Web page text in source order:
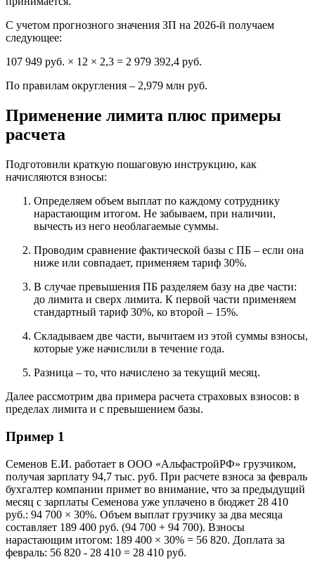
С учетом прогнозного значения ЗП на 2026-й получаем
следующее:
107 949 руб. × 12 × 2,3 = 2 979 392,4 руб.
По правилам округления – 2,979 млн руб.
Применение лимита плюс примеры
расчета
Подготовили краткую пошаговую инструкцию, как
начисляются взносы:
Определяем объем выплат по каждому сотруднику
нарастающим итогом. Не забываем, при наличии,
вычесть из него необлагаемые суммы.
Проводим сравнение фактической базы с ПБ – если она
ниже или совпадает, применяем тариф 30%.
В случае превышения ПБ разделяем базу на две части:
до лимита и сверх лимита. К первой части применяем
стандартный тариф 30%, ко второй – 15%.
Складываем две части, вычитаем из этой суммы взносы,
которые уже начислили в течение года.
Разница – то, что начислено за текущий месяц.
Далее рассмотрим два примера расчета страховых взносов: в
пределах лимита и с превышением базы.
Пример 1
Семенов Е.И. работает в ООО «АльфастройРФ» грузчиком,
получая зарплату 94,7 тыс. руб. При расчете взноса за февраль
бухгалтер компании примет во внимание, что за предыдущий
месяц с зарплаты Семенова уже уплачено в бюджет 28 410
руб.: 94 700 × 30%. Объем выплат грузчику за два месяца
составляет 189 400 руб. (94 700 + 94 700). Взносы
нарастающим итогом: 189 400 × 30% = 56 820. Доплата за
февраль: 56 820 - 28 410 = 28 410 руб.